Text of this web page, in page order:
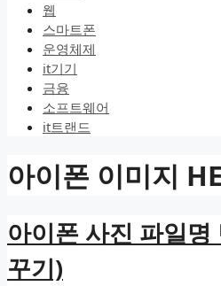
웹
스마트폰
운영체제
it기기
금융
소프트웨어
it트랜드
아이폰 이미지
아이폰 사진 파일
꾸기)